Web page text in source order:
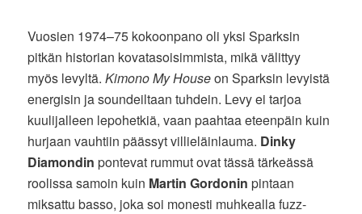
Vuosien 1974–75 kokoonpano oli yksi Sparksin
pitkän historian kovatasoisimmista, mikä välittyy
myös levyltä.Kimono My Houseon Sparksin levyistä
energisin ja soundeiltaan tuhdein. Levy ei tarjoa
kuulijalleen lepohetkiä, vaan paahtaa eteenpäin kuin
hurjaan vauhtiin päässyt villieläinlauma. Dinky
Diamondin pontevat rummut ovat tässä tärkeässä
roolissa samoin kuin Martin Gordonin pintaan
miksattu basso, joka soi monesti muhkealla fuzz-